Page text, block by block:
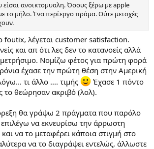
ανοικτομυαλη. Όσους ξέρω με apple
το μήλο. Ένα περίεργο πράμα. Ούτε μετοχές
foutix, λέγεται customer satisfaction.
και απ ότι λες δεν το κατανοείς αλλά
μετρήσιμο. Νομίζω φέτος για πρώτη φορά
έχασε την πρώτη θέση στην Αμερική
τι άλλο .... τιμής
Έχασε 1 πόντο
το θεώρησαν ακριβό (λολ).
θα γράψω 2 πράγματα που παρόλο
να εκνευρίσω την άρρωστη
και να το μεταφέρει κάποια στιγμή στο
να το διαγράψει εντελώς, άλλωστε